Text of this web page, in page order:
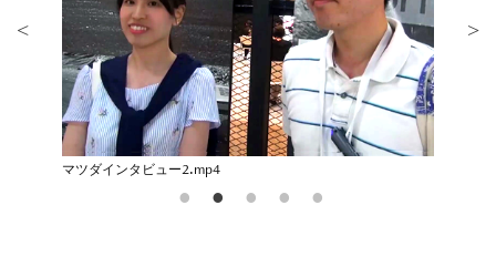
マツダインタビュー2.mp4